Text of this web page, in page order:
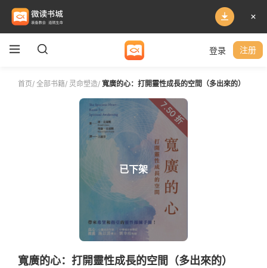
登录 注册
首页/ 全部书籍/ 灵命塑造/ 寬廣的心：打開靈性成長的空間（多出來的）
7.50 折
已下架
寬廣的心：打開靈性成長的空間（多出來的）